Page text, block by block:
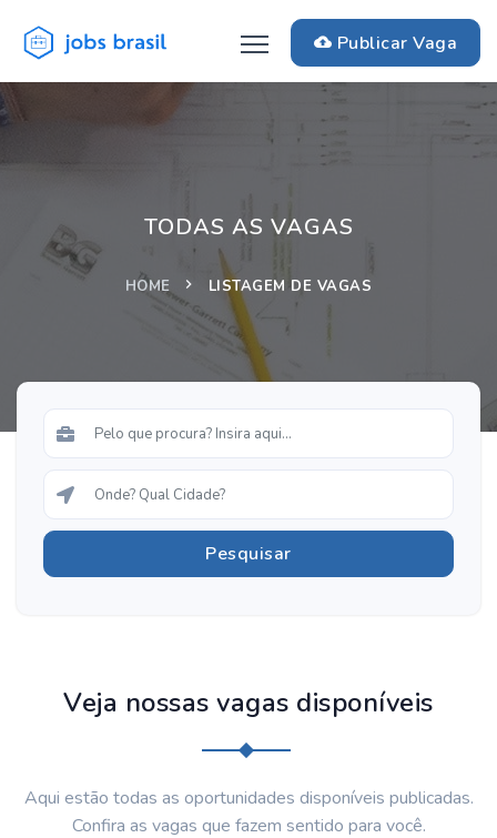
Publicar Vaga
TODAS AS VAGAS
HOME LISTAGEM DE VAGAS
Veja nossas vagas disponíveis
Aqui estão todas as oportunidades disponíveis publicadas.
Confira as vagas que fazem sentido para você.